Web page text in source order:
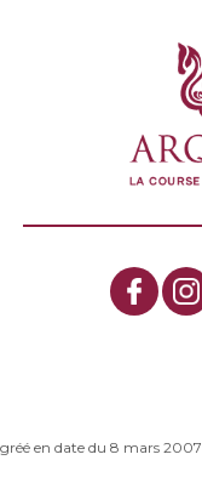
en date du 8 mars 2007